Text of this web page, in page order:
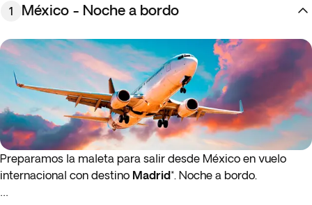
1 México - Noche a bordo
Preparamos la maleta para salir desde México en vuelo
internacional con destino Madrid*. Noche a bordo.